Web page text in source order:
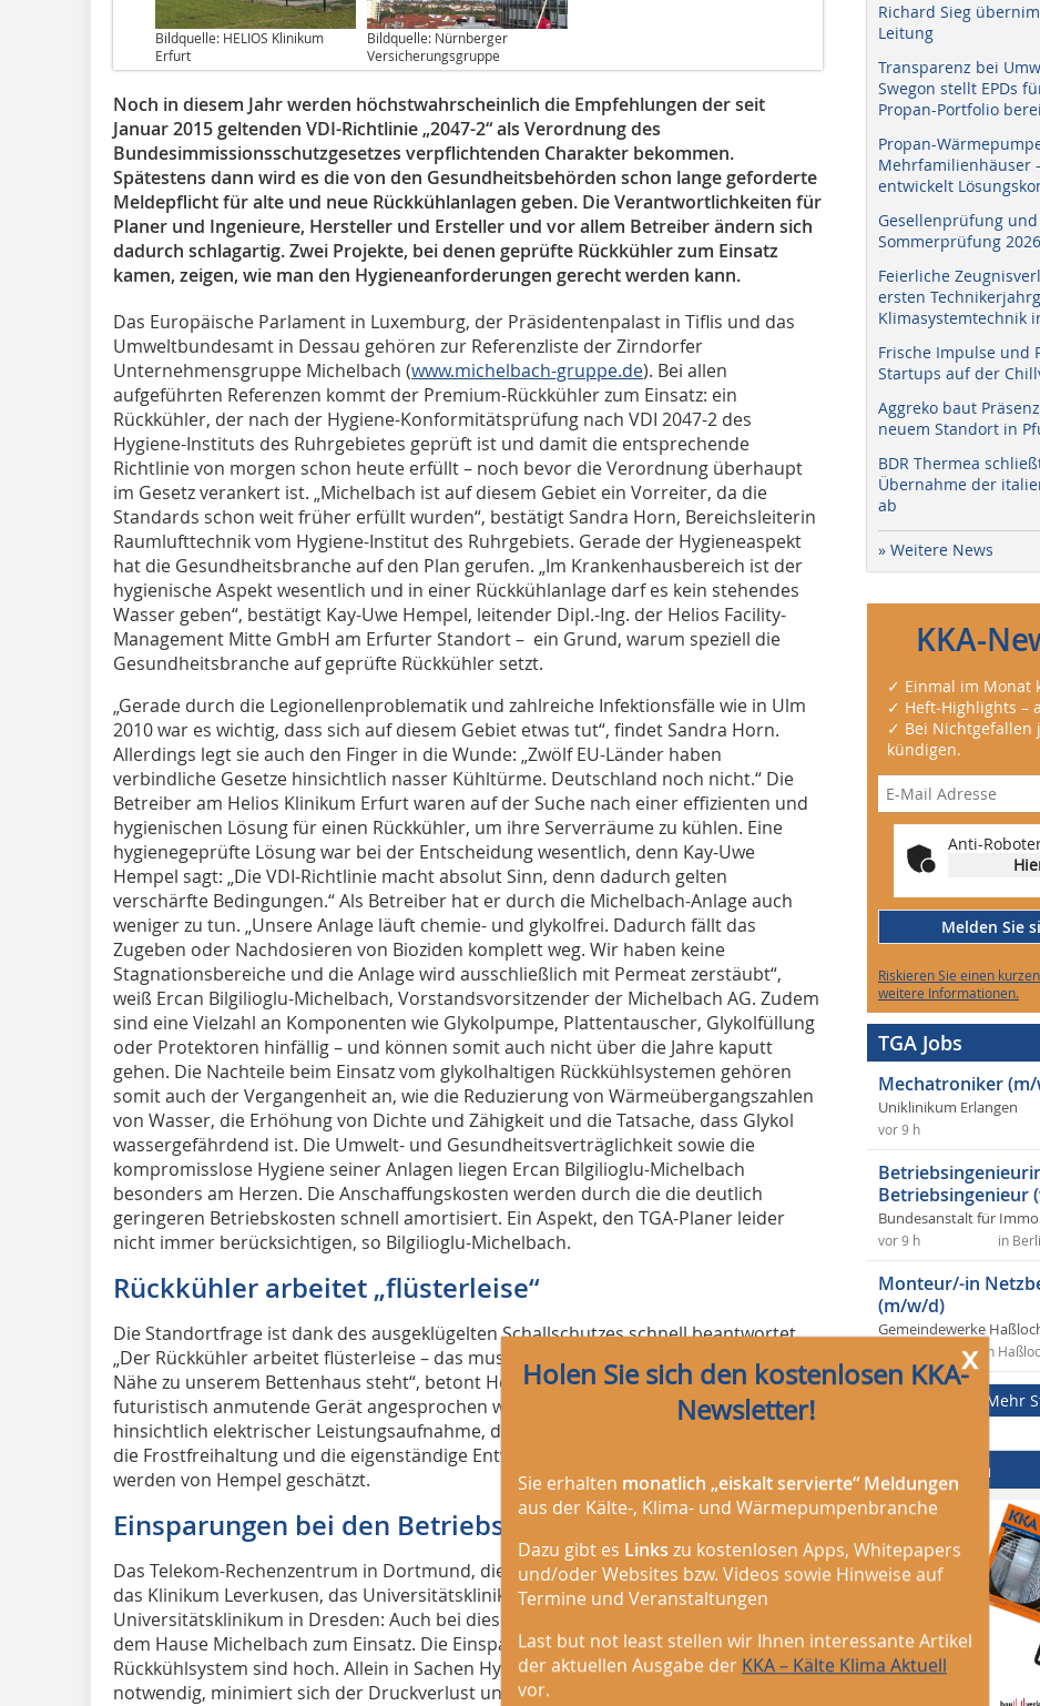
Bildquelle: HELIOS Klinikum
Erfurt
Bildquelle: Nürnberger
Versicherungsgruppe
Noch in diesem Jahr werden höchstwahrscheinlich die Empfehlungen der seit
Januar 2015 geltenden VDI-Richtlinie „2047-2“ als Verordnung des
Bundesimmissionsschutzgesetzes verpflichtenden Charakter bekommen.
Spätestens dann wird es die von den Gesundheitsbehörden schon lange geforderte
Meldepflicht für alte und neue Rückkühlanlagen geben. Die Verantwortlichkeiten für
Planer und Ingenieure, Hersteller und Ersteller und vor allem Betreiber ändern sich
dadurch schlagartig. Zwei Projekte, bei denen geprüfte Rückkühler zum Einsatz
kamen, zeigen, wie man den Hygieneanforderungen gerecht werden kann.
Das Europäische Parlament in Luxemburg, der Präsidentenpalast in Tiflis und das
Umweltbundesamt in Dessau gehören zur Referenzliste der Zirndorfer
Unternehmensgruppe Michelbach (www.michelbach-gruppe.de). Bei allen
aufgeführten Referenzen kommt der Premium-Rückkühler zum Einsatz: ein
Rückkühler, der nach der Hygiene-Konformitätsprüfung nach VDI 2047-2 des
Hygiene-Instituts des Ruhrgebietes geprüft ist und damit die entsprechende
Richtlinie von morgen schon heute erfüllt – noch bevor die Verordnung überhaupt
im Gesetz verankert ist. „Michelbach ist auf diesem Gebiet ein Vorreiter, da die
Standards schon weit früher erfüllt wurden“, bestätigt Sandra Horn, Bereichsleiterin
Raumlufttechnik vom Hygiene-Institut des Ruhrgebiets. Gerade der Hygieneaspekt
hat die Gesundheitsbranche auf den Plan gerufen. „Im Krankenhausbereich ist der
hygienische Aspekt wesentlich und in einer Rückkühlanlage darf es kein stehendes
Wasser geben“, bestätigt Kay-Uwe Hempel, leitender Dipl.-Ing. der Helios Facility-
Management Mitte GmbH am Erfurter Standort – ein Grund, warum speziell die
Gesundheitsbranche auf geprüfte Rückkühler setzt.
„Gerade durch die Legionellenproblematik und zahlreiche Infektionsfälle wie in Ulm
2010 war es wichtig, dass sich auf diesem Gebiet etwas tut“, findet Sandra Horn.
Allerdings legt sie auch den Finger in die Wunde: „Zwölf EU-Länder haben
verbindliche Gesetze hinsichtlich nasser Kühltürme. Deutschland noch nicht.“ Die
Betreiber am Helios Klinikum Erfurt waren auf der Suche nach einer effizienten und
hygienischen Lösung für einen Rückkühler, um ihre Serverräume zu kühlen. Eine
hygienegeprüfte Lösung war bei der Entscheidung wesentlich, denn Kay-Uwe
Hempel sagt: „Die VDI-Richtlinie macht absolut Sinn, denn dadurch gelten
verschärfte Bedingungen.“ Als Betreiber hat er durch die Michelbach-Anlage auch
weniger zu tun. „Unsere Anlage läuft chemie- und glykolfrei. Dadurch fällt das
Zugeben oder Nachdosieren von Bioziden komplett weg. Wir haben keine
Stagnationsbereiche und die Anlage wird ausschließlich mit Permeat zerstäubt“,
weiß Ercan Bilgilioglu-Michelbach, Vorstandsvorsitzender der Michelbach AG. Zudem
sind eine Vielzahl an Komponenten wie Glykolpumpe, Plattentauscher, Glykolfüllung
oder Protektoren hinfällig – und können somit auch nicht über die Jahre kaputt
gehen. Die Nachteile beim Einsatz vom glykolhaltigen Rückkühlsystemen gehören
somit auch der Vergangenheit an, wie die Reduzierung von Wärmeübergangszahlen
von Wasser, die Erhöhung von Dichte und Zähigkeit und die Tatsache, dass Glykol
wassergefährdend ist. Die Umwelt- und Gesundheitsverträglichkeit sowie die
kompromisslose Hygiene seiner Anlagen liegen Ercan Bilgilioglu-Michelbach
besonders am Herzen. Die Anschaffungskosten werden durch die die deutlich
geringeren Betriebskosten schnell amortisiert. Ein Aspekt, den TGA-Planer leider
nicht immer berücksichtigen, so Bilgilioglu-Michelbach.
Rückkühler arbeitet „flüsterleise“
Die Standortfrage ist dank des ausgeklügelten Schallschutzes schnell beantwortet.
„Der Rückkühler arbeitet flüsterleise – das muss er auch, da er in unmittelbarer
Nähe zu unserem Bettenhaus steht“, betont Hempel, der schon öfter auf das
futuristisch anmutende Gerät angesprochen wurde. Auch die Effizienz der Anlage
hinsichtlich elektrischer Leistungsaufnahme, die Qualität und Bauweise der Bauteile,
die Frostfreihaltung und die eigenständige Entwässerung der Michelbach-Rückkühler
werden von Hempel geschätzt.
Einsparungen bei den Betriebskosten
Das Telekom-Rechenzentrum in Dortmund, die Psychiatrie in Tauberbischofsheim,
das Klinikum Leverkusen, das Universitätsklinikum in Würzburg oder ganz neu das
Universitätsklinikum in Dresden: Auch bei diesen Projekten kommen Rückkühler aus
dem Hause Michelbach zum Einsatz. Die Einsparungen bei einem glykolfreien
Rückkühlsystem sind hoch. Allein in Sachen Hydraulik ist ein geringer Volumenstrom
notwendig, minimiert sich der Druckverlust und es wird deutlich weniger Leistung
x
Holen Sie sich den kostenlosen KKA-
Newsletter!
Sie erhalten monatlich „eiskalt servierte“ Meldungen
aus der Kälte-, Klima- und Wärmepumpenbranche
Dazu gibt es Links zu kostenlosen Apps, Whitepapers
und/oder Websites bzw. Videos sowie Hinweise auf
Termine und Veranstaltungen
Last but not least stellen wir Ihnen interessante Artikel
der aktuellen Ausgabe der KKA – Kälte Klima Aktuell
vor.
Richard Sieg
Leitung
Transparenz bei
Swegon stellt EPDs
Propan-Portfolio
Propan-
Mehrfamilienhäuser
entwickelt
Gesellenprüfung
Sommerprüfung
Feierliche
ersten
Klimasystemtechnik
Frische Impulse und
Startups auf der
Aggreko baut
neuem Standort in
BDR Thermea
Übernahme der
ab
» Weitere News
KKA-
✓ Einmal im Monat
✓ Heft-Highlights –
✓ Bei Nichtgefallen
kündigen.
Anti-
Melden Sie
Riskieren Sie einen
weitere Informationen.
TGA Jobs
Mechatroniker
Uniklinikum Erlangen
vor 9 h
Betriebsingenieur
Bundesanstalt für
in
vor 9 h
Monteur/-in
(m/w/d)
Gemeindewerke
in
Mehr
Mediadaten